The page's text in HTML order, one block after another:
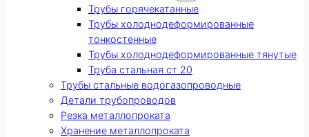
Трубы горячекатанные
Трубы холоднодеформированные
тонкостенные
Трубы холоднодеформированные тянутые
Труба стальная ст 20
Трубы стальные водогазопроводные
Детали трубопроводов
Резка металлопроката
Хранение металлопроката